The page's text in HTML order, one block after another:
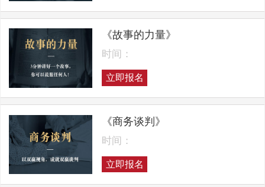
《故事的力量》
时间：
立即报名
《商务谈判》
时间：
立即报名